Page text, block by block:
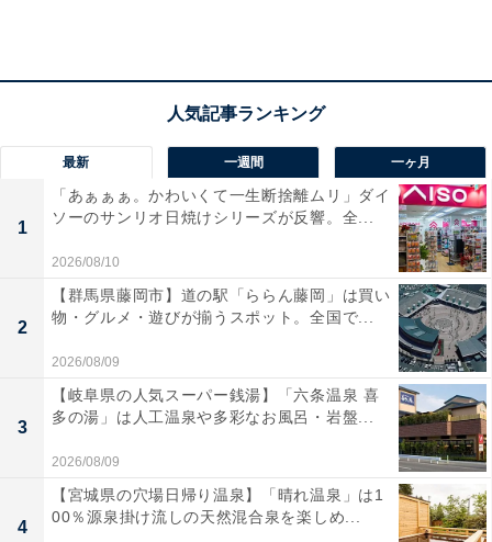
第2位：名菓ひよ子／ひよ子
最新 一週間 一ヶ月
1
「あぁぁぁ。かわいくて一生断捨離ムリ」ダイ
ソーのサンリオ日焼けシリーズが反響。全...
2026/08/10
2
【群馬県藤岡市】道の駅「ららん藤岡」は買い
物・グルメ・遊びが揃うスポット。全国で...
2026/08/09
3
【岐阜県の人気スーパー銭湯】「六条温泉 喜
多の湯」は人工温泉や多彩なお風呂・岩盤...
2026/08/09
4
【宮城県の穴場日帰り温泉】「晴れ温泉」は1
00％源泉掛け流しの天然混合泉を楽しめ...